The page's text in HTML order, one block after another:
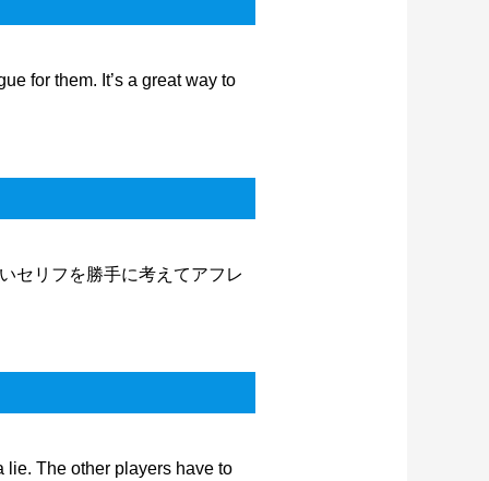
for them. It’s a great way to
セリフを勝手に考えてアフレ
lie. The other players have to